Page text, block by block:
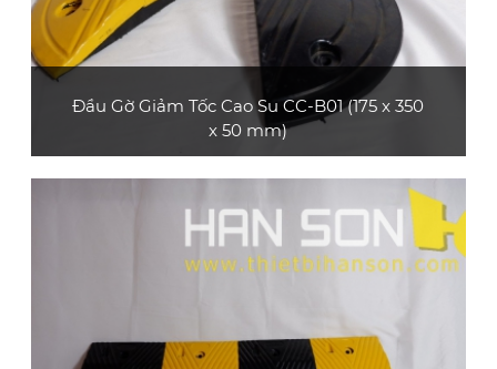
Đầu Gờ Giảm Tốc Cao Su CC-B01 (175 x 350
x 50 mm)
(loại dày 50 mm) bền và đẹp, dùng làm đầu bo
tròn cho gờ giảm tốc cao su CC-B01 mẫu 1 và
CC-B01 mẫu 2